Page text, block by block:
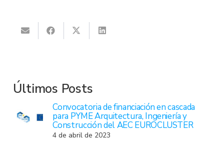
Últimos Posts
Convocatoria de financiación en cascada
para PYME Arquitectura, Ingeniería y
Construcción del AEC EUROCLUSTER
4 de abril de 2023